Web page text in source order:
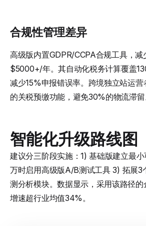
合规性管理差异
高级版内置GDPR/CCPA合规工具，减
$5000+/年。其自动化税务计算覆盖
减少15%申报错误率。跨境独立站运营
的关税预缴功能，避免30%的物流滞留
智能化升级路线图
建议分三阶段实施：1) 基础版建立最
万时启用高级版A/B测试工具 3) 拓展3
测分析模块。数据显示，采用该路径
增速超行业均值34%。